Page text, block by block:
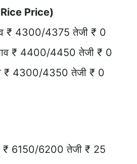
Rice Price)
₹ 4300/4375 तेजी ₹ 0
₹ 4400/4450 तेजी ₹ 0
₹ 4300/4350 तेजी ₹ 0
₹ 6150/6200 तेजी ₹ 25